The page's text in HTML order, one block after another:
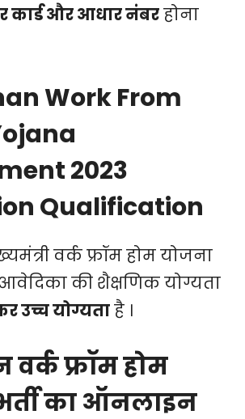
कार्ड और आधार नंबरहोना
Work From
2023
Qualification
वर्क फ्रॉम होम योजना
की शैक्षणिक योग्यता
उच्च योग्यताहै ।
वर्क फ्रॉम होम
का ऑनलाइन